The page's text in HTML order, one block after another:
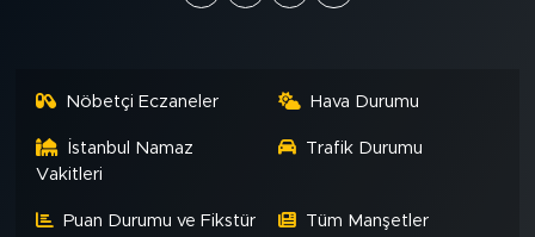
Nöbetçi Eczaneler Hava Durumu
İstanbul Namaz
Vakitleri
Trafik Durumu
Puan Durumu ve Fikstür Tüm Manşetler